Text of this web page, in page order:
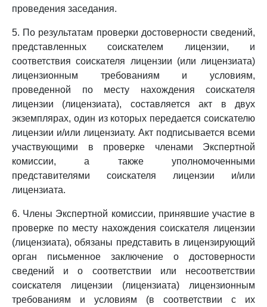
проведения заседания.
5. По результатам проверки достоверности сведений,
представленных соискателем лицензии, и
соответствия соискателя лицензии (или лицензиата)
лицензионным требованиям и условиям,
проведенной по месту нахождения соискателя
лицензии (лицензиата), составляется акт в двух
экземплярах, один из которых передается соискателю
лицензии и/или лицензиату. Акт подписывается всеми
участвующими в проверке членами Экспертной
комиссии, а также уполномоченными
представителями соискателя лицензии и/или
лицензиата.
6. Члены Экспертной комиссии, принявшие участие в
проверке по месту нахождения соискателя лицензии
(лицензиата), обязаны представить в лицензирующий
орган письменное заключение о достоверности
сведений и о соответствии или несоответствии
соискателя лицензии (лицензиата) лицензионным
требованиям и условиям (в соответствии с их